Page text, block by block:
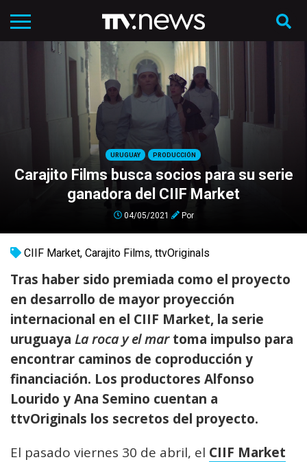
URUGUAY PRODUCCIÓN
Carajito Films busca socios para su serie
ganadora del CIIF Market
04/05/2021 Por
CIIF Market, Carajito Films, ttvOriginals
Tras haber sido premiada como el proyecto
en desarrollo de mayor proyección
internacional en el CIIF Market, la serie
uruguaya La roca y el martoma impulso para
encontrar caminos de coproducción y
financiación. Los productores Alfonso
Lourido y Ana Semino cuentan a
ttvOriginals los secretos del proyecto.
El pasado viernes 30 de abril, el CIIF Market